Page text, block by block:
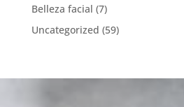
Belleza facial (7)
Uncategorized (59)